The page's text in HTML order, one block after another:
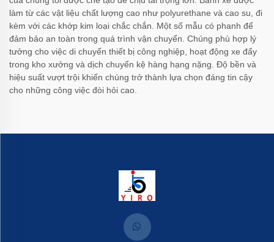
làm từ các vật liệu chất lượng cao như polyurethane và cao su, đi
kèm với các khớp kim loại chắc chắn. Một số mẫu có phanh để
đảm bảo an toàn trong quá trình vận chuyển. Chúng phù hợp lý
tưởng cho việc di chuyển thiết bị công nghiệp, hoạt động xe đẩy
trong kho xưởng và dịch chuyển kệ hàng hạng nặng. Độ bền và
hiệu suất vượt trội khiến chúng trở thành lựa chọn đáng tin cậy
cho những công việc đòi hỏi cao.